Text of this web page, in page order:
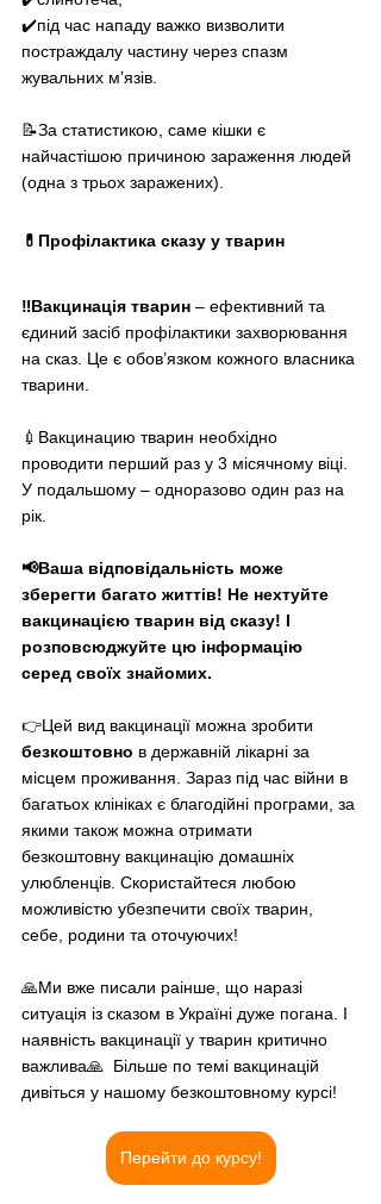
✔️під час нападу важко визволити
постраждалу частину через спазм
жувальних м’язів.
📝За статистикою, саме кішки є
найчастішою причиною зараження людей
(одна з трьох заражених).
💊Профілактика сказу у тварин
‼️Вакцинація тварин – ефективний та
єдиний засіб профілактики захворювання
на сказ. Це є обов’язком кожного власника
тварини.
💉Вакцинацию тварин необхідно
проводити перший раз у 3 місячному віці.
У подальшому – одноразово один раз на
рік.
📢Ваша відповідальність може
зберегти багато життів! Не нехтуйте
вакцинацією тварин від сказу! І
розповсюджуйте цю інформацію
серед своїх знайомих.
👉Цей вид вакцинації можна зробити
безкоштовно в державній лікарні за
місцем проживання. Зараз під час війни в
багатьох клініках є благодійні програми, за
якими також можна отримати
безкоштовну вакцинацію домашніх
улюбленців. Скористайтеся любою
можливістю убезпечити своїх тварин,
себе, родини та оточуючих!
🙏Ми вже писали раінше, що наразі
ситуація із сказом в Україні дуже погана. І
наявність вакцинації у тварин критично
важлива🙏  Більше по темі вакцинацій
дивіться у нашому безкоштовному курсі!
Перейти до курсу!